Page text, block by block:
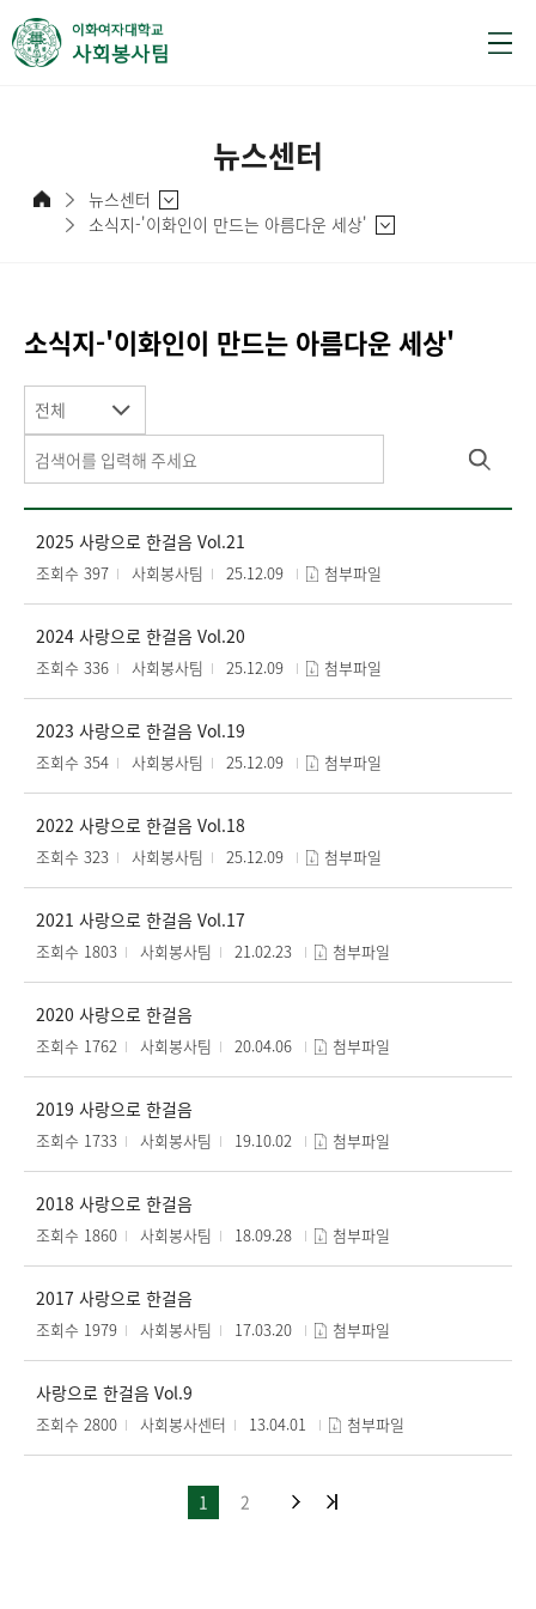
뉴스센터
뉴스센터
소식지-'이화인이 만드는 아름다운 세상'
소식지-'이화인이 만드는 아름다운 세상'
전체
2025 사랑으로 한걸음 Vol.21
조회수 397 사회봉사팀 25.12.09 첨부파일
2024 사랑으로 한걸음 Vol.20
조회수 336 사회봉사팀 25.12.09 첨부파일
2023 사랑으로 한걸음 Vol.19
조회수 354 사회봉사팀 25.12.09 첨부파일
2022 사랑으로 한걸음 Vol.18
조회수 323 사회봉사팀 25.12.09 첨부파일
2021 사랑으로 한걸음 Vol.17
조회수 1803 사회봉사팀 21.02.23 첨부파일
2020 사랑으로 한걸음
조회수 1762 사회봉사팀 20.04.06 첨부파일
2019 사랑으로 한걸음
조회수 1733 사회봉사팀 19.10.02 첨부파일
2018 사랑으로 한걸음
조회수 1860 사회봉사팀 18.09.28 첨부파일
2017 사랑으로 한걸음
조회수 1979 사회봉사팀 17.03.20 첨부파일
사랑으로 한걸음 Vol.9
조회수 2800 사회봉사센터 13.04.01 첨부파일
1 2